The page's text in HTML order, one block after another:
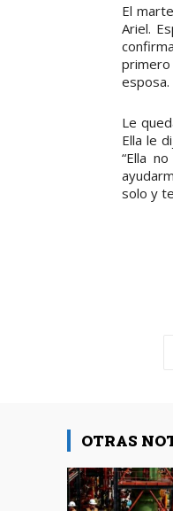
El
Ariel.
esposa.
Le
Ella le
“Ella
solo y
OTRAS